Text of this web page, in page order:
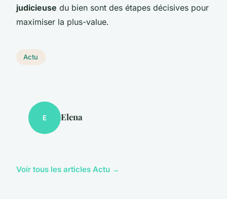
judicieuse du bien sont des étapes décisives pour
maximiser la plus-value.
Actu
E Elena
Voir tous les articles Actu →